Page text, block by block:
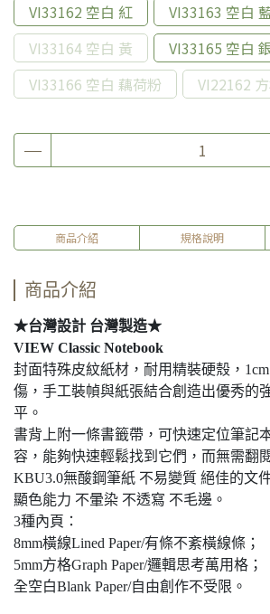
VI33162 空白 紅
VI33163 空白
VI33164 空白 黃
VI33165 空白
VI33166 空白 藕荷粉
VI22162
商品介紹 規格說明
商品介紹
★台灣設計 台灣製造★
VIEW Classic Notebook
封面特殊皮紋紙材，耐用精裝硬殼，
傷，手工裝幀與紙張結合創造出優秀的
平。
書背上附一條書籤帶，可快速定位筆記
容，能夠快速輕鬆找到它們，而無需翻
KBU3.0無酸鋼筆紙 不易變質 絕佳的文
顯色能力 不暈染 不透寫 不毛邊。
3種內頁：
8mm橫線Lined Paper/有條不紊橫線條；
5mm方格Graph Paper/邏輯思考萬用格；
全空白Blank Paper/自由創作不受限。